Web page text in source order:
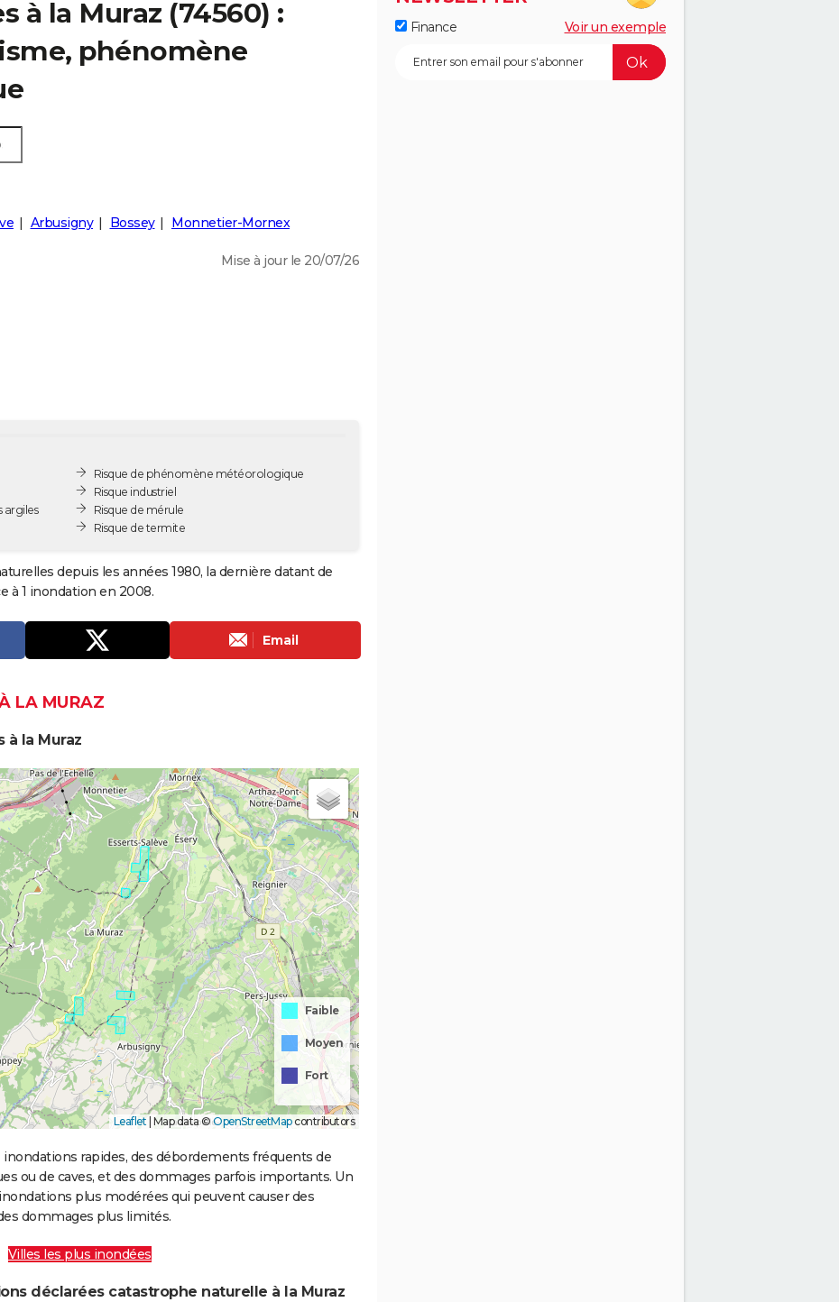
à la Muraz (74560) :
phénomène
Arbusigny Bossey Monnetier-Mornex
Mise à jour le 20/07/26
argiles
Risque de phénomène météorologique
Risque industriel
Risque de mérule
Risque de termite
depuis les années 1980, la dernière datant de
à 1 inondation en 2008.
Email
LA MURAZ
à la Muraz
Faible
Moyen
Fort
Leaflet Map data ©OpenStreetMapcontributors
rapides, des débordements fréquents de
ou de caves, et des dommages parfois importants. Un
plus modérées qui peuvent causer des
dommages plus limités.
Villes les plus inondées
déclarées catastrophe naturelle à la Muraz
Finance Voir un exemple